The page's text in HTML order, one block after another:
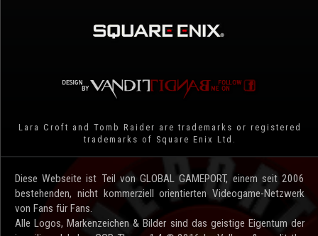
Lara Croft and Tomb Raider are trademarks or registered
trademarks of Square Enix Ltd.
Diese Webseite ist Teil von GLOBAL GAMEPORT, einem seit 2006
bestehenden, nicht kommerziell orientierten Videogame-Netzwerk
von Fans für Fans.
Alle Logos, Markenzeichen & Bilder sind das geistige Eigentum der